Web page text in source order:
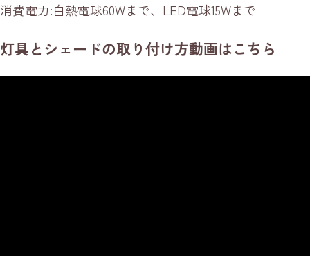
消費電力:白熱電球60Wまで、LED電球15Wまで
灯具とシェードの取り付け方動画はこちら